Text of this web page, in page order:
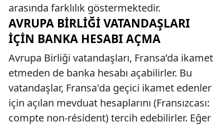
arasında farklılık göstermektedir.
AVRUPA BIRLIĞI VATANDAŞLARI
İÇIN BANKA HESABI AÇMA
Avrupa Birliği vatandaşları, Fransa’da ikamet
etmeden de banka hesabı açabilirler. Bu
vatandaşlar, Fransa'da geçici ikamet edenler
için açılan mevduat hesaplarını (Fransızcası:
compte non-résident) tercih edebilirler. Eğer